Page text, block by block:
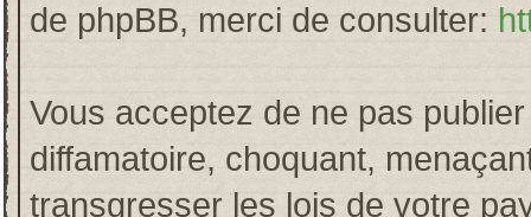
de phpBB, merci de consulter:
Vous acceptez de ne pas
diffamatoire, choquant,
transgresser les lois de votre